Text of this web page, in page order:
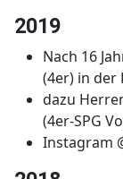
2019
Nach 16
(4er) in der
dazu
(4er-SPG
Instagram